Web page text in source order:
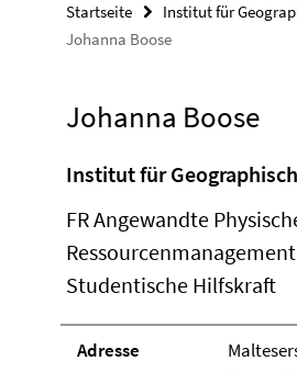
Startseite Institut für
Johanna Boose
Johanna Boose
Institut für
FR Angewandte
Ressourcenmanagement
Studentische Hilfskraft
Adresse